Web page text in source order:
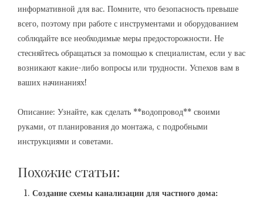
информативной для вас. Помните, что безопасность превыше
всего, поэтому при работе с инструментами и оборудованием
соблюдайте все необходимые меры предосторожности. Не
стесняйтесь обращаться за помощью к специалистам, если у вас
возникают какие-либо вопросы или трудности. Успехов вам в
ваших начинаниях!
Описание: Узнайте, как сделать **водопровод** своими
руками, от планирования до монтажа, с подробными
инструкциями и советами.
Похожие статьи:
Создание схемы канализации для частного дома: